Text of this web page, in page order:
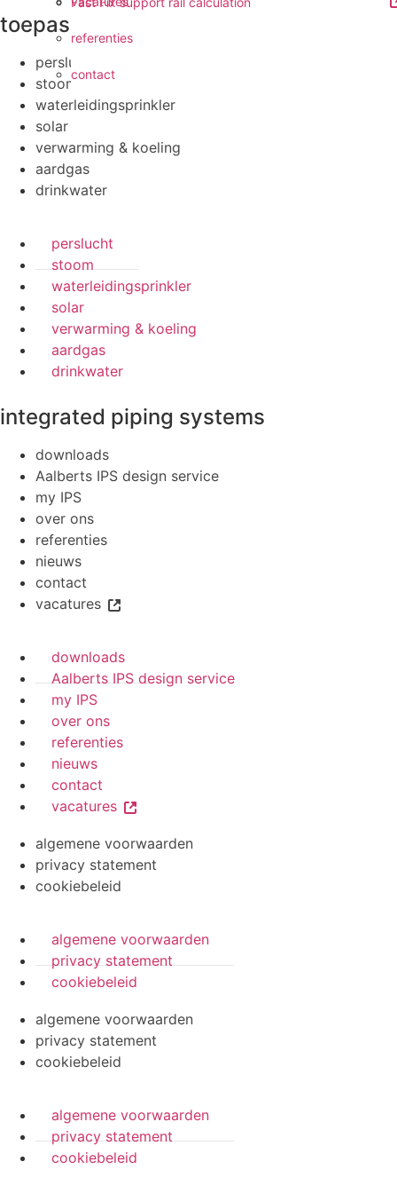
referenties
contact
toepassingen
perslucht
stoom
waterleidingsprinkler
solar
verwarming & koeling
aardgas
drinkwater
perslucht
stoom
waterleidingsprinkler
solar
verwarming & koeling
aardgas
drinkwater
integrated piping systems
downloads
Aalberts IPS design service
my IPS
over ons
referenties
nieuws
contact
vacatures
downloads
Aalberts IPS design service
my IPS
over ons
referenties
nieuws
contact
vacatures
algemene voorwaarden
privacy statement
cookiebeleid
algemene voorwaarden
privacy statement
cookiebeleid
algemene voorwaarden
privacy statement
cookiebeleid
algemene voorwaarden
privacy statement
cookiebeleid